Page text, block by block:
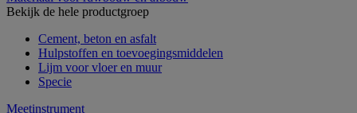
Bekijk de hele productgroep
Cement, beton en asfalt
Hulpstoffen en toevoegingsmiddelen
Lijm voor vloer en muur
Specie
Meetinstrument